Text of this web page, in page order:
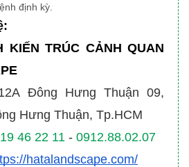
định kỳ.
KIẾN TRÚC CẢNH QUAN
Đông Hưng Thuận 09,
Hưng Thuận, Tp.HCM
46 22 11 - 0912.88.02.07
hatalandscape.com/